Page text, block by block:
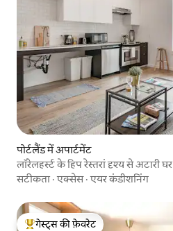
पोर्टलैंड में अपार्टमेंट
लॉरेलहर्स्ट के हिप रेस्तरां दृश्य से अटारी घर
सटीकता ·एक्सेस·एयर कंडीशनिंग
गेस्ट्स की फ़ेवरेट